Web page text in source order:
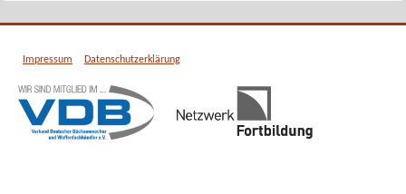
Impressum Datenschutzerklärung